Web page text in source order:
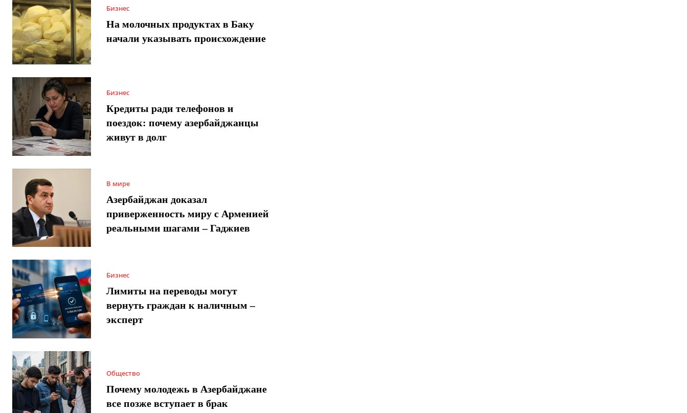
Бизнес
На молочных продуктах в Баку
начали указывать происхождение
Бизнес
Кредиты ради телефонов и
поездок: почему азербайджанцы
живут в долг
В мире
Азербайджан доказал
приверженность миру с Арменией
реальными шагами – Гаджиев
Бизнес
Лимиты на переводы могут
вернуть граждан к наличным –
эксперт
Общество
Почему молодежь в Азербайджане
все позже вступает в брак